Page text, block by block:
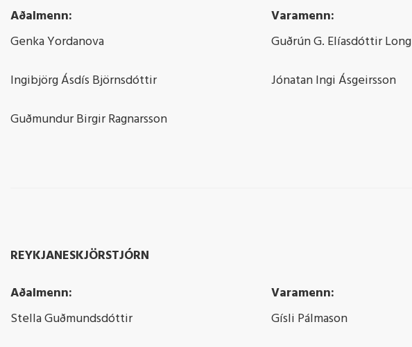
Aðalmenn:
Varamenn:
Genka Yordanova
Ingibjörg Ásdís Björnsdóttir
Guðmundur Birgir Ragnarsson
Guðrún G. Elíasdóttir Long
Jónatan Ingi Ásgeirsson
REYKJANESKJÖRSTJÓRN
Aðalmenn:
Varamenn:
Stella Guðmundsdóttir
Gísli Pálmason